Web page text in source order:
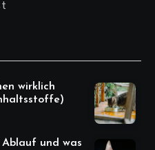
wirklich
und was